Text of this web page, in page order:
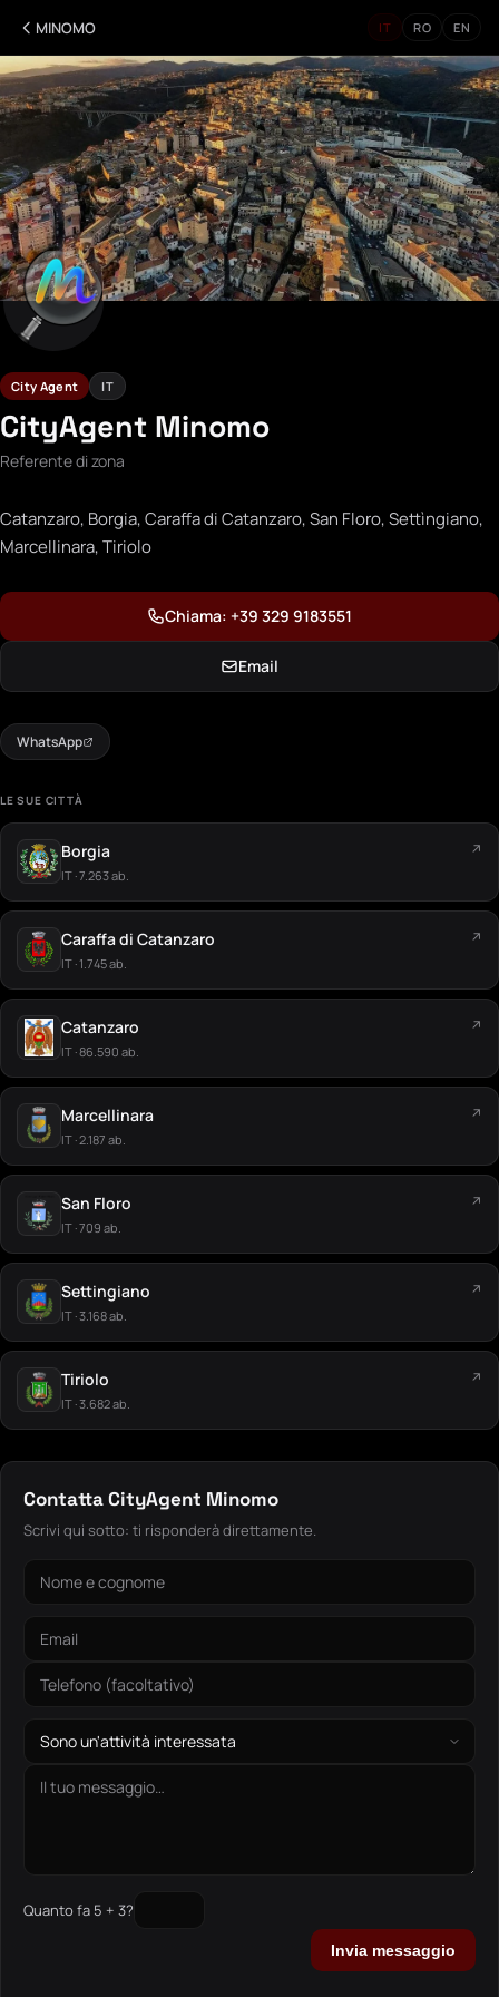
MINOMO IT RO EN
City Agent IT
CityAgent Minomo
Referente di zona
Catanzaro, Borgia, Caraffa di Catanzaro, San Floro, Settìngiano,
Marcellinara, Tiriolo
Chiama: +39 329 9183551
Email
WhatsApp
LE SUE CITTÀ
Borgia
IT · 7.263 ab.
↗
Caraffa di Catanzaro
IT · 1.745 ab.
↗
Catanzaro
IT · 86.590 ab.
↗
Marcellinara
IT · 2.187 ab.
↗
San Floro
IT · 709 ab.
↗
Settingiano
IT · 3.168 ab.
↗
Tiriolo
IT · 3.682 ab.
↗
Contatta CityAgent Minomo
Scrivi qui sotto: ti risponderà direttamente.
Quanto fa 5 + 3?
Invia messaggio